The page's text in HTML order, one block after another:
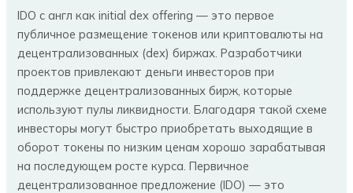
IDO с англ как initial dex offering — это первое
публичное размещение токенов или криптовалюты на
децентрализованных (dex) биржах. Разработчики
проектов привлекают деньги инвесторов при
поддержке децентрализованных бирж, которые
используют пулы ликвидности. Благодаря такой схеме
инвесторы могут быстро приобретать выходящие в
оборот токены по низким ценам хорошо зарабатывая
на последующем росте курса. Первичное
децентрализованное предложение (IDO) — это